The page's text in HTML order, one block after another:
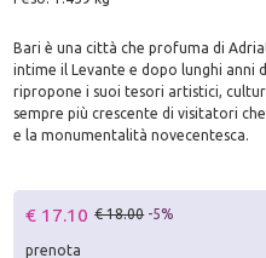
Bari è una città che profuma di
intime il Levante e dopo lunghi anni
ripropone i suoi tesori artistici,
sempre più crescente di visitatori
e la monumentalità novecentesca.
€ 17.10 € 18.00 -5%
prenota